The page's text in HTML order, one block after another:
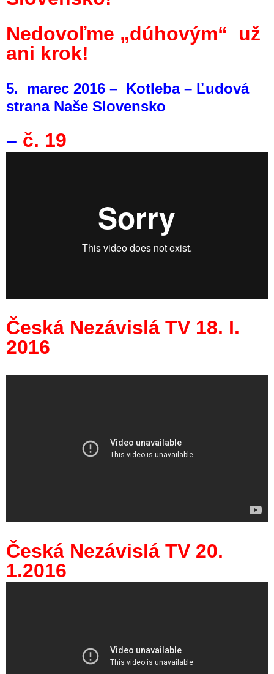
Nedovoľme „dúhovým“ už
ani krok!
5. marec 2016 – Kotleba – Ľudová
strana Naše Slovensko
– č. 19
Česká Nezávislá TV 18. I.
2016
Česká Nezávislá TV 20.
1.2016